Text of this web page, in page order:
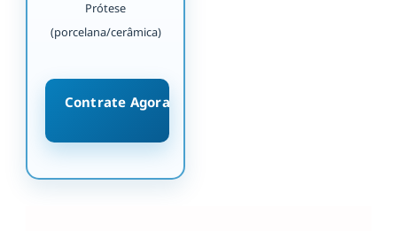
Prótese
(porcelana/cerâmica)
Contrate Agora